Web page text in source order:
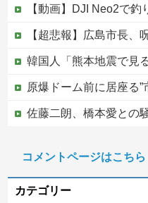
【動画】DJI Neo2で釣りの
【超悲報】広島市長、呪文を唱えて
韓国人「熊本地震で見る日本の土木技術の完全勝利をご覧ください」→「
原爆ドーム前に居座る”市民団体”を警官隊
佐藤二朗、橋本愛との騒動
中国の海水浴場の映像
コメントページはこちら
カテゴリー